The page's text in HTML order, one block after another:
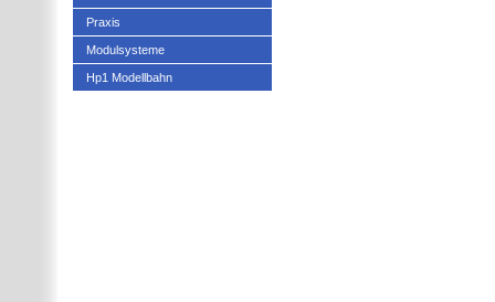
Praxis
Modulsysteme
Hp1 Modellbahn